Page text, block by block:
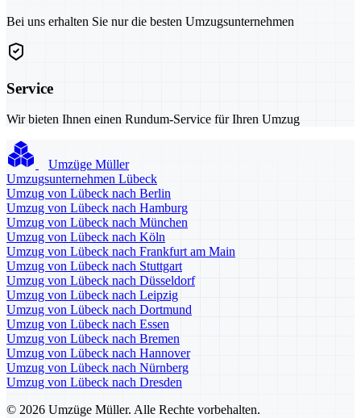
Bei uns erhalten Sie nur die besten Umzugsunternehmen
Service
Wir bieten Ihnen einen Rundum-Service für Ihren Umzug
Umzüge Müller
Umzugsunternehmen Lübeck
Umzug von Lübeck nach Berlin
Umzug von Lübeck nach Hamburg
Umzug von Lübeck nach München
Umzug von Lübeck nach Köln
Umzug von Lübeck nach Frankfurt am Main
Umzug von Lübeck nach Stuttgart
Umzug von Lübeck nach Düsseldorf
Umzug von Lübeck nach Leipzig
Umzug von Lübeck nach Dortmund
Umzug von Lübeck nach Essen
Umzug von Lübeck nach Bremen
Umzug von Lübeck nach Hannover
Umzug von Lübeck nach Nürnberg
Umzug von Lübeck nach Dresden
© 2026 Umzüge Müller. Alle Rechte vorbehalten.